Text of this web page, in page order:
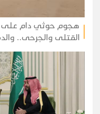
هجوم حوثي دام على
القتلى والجرحى..